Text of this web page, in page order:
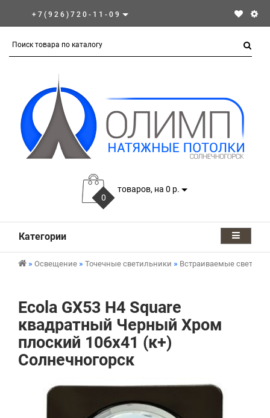
+7(926)720-11-09
0
товаров, на 0 р.
Категории
Освещение Точечные светильники Встраиваемые
Ecola GX53 H4 Square
квадратный Черный Хром
плоский 106x41 (к+)
Солнечногорск